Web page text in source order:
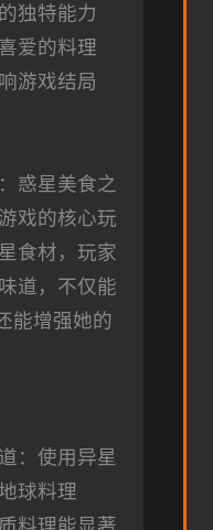
独特能力
爱的料理
游戏结局
惑星美食之
戏的核心玩
食材，玩家
道，不仅能
能增强她的
：使用异星
球料理